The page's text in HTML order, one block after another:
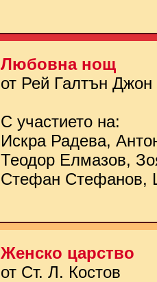
Любовна нощ
от Рей Галтън Джон
С участието на:
Искра Радева,
Теодор Елмазов,
Стефан Стефанов,
Женско царство
от Ст. Л. Костов